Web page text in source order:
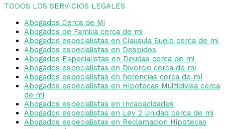
TODOS LOS SERVICIOS LEGALES
Abogados Cerca de Mi
Abogados de Familia cerca de mi
Abogados especialistas en Clausula Suelo cerca de mi
Abogados especialistas en Despidos
Abogados Especialistas en Deudas cerca de mi
Abogados especialistas en Divorcio cerca de mi
Abogados especialistas en herencias cerca de mí
Abogados especialistas en Hipotecas Multidivisa cerca
de mi
Abogados especialistas en Incapacidades
Abogados especialistas en Ley 2 Unidad cerca de mi
Abogados especialistas en Reclamacion Hipotecas